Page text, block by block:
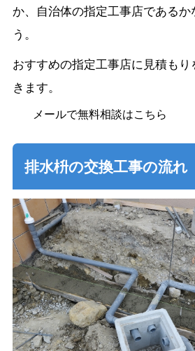
か、自治体の指定工事店であるか
う。
おすすめの指定工事店に見積も
きます。
メールで無料相談はこちら
排水枡の交換工事の流れ